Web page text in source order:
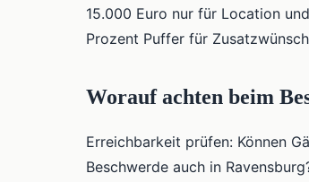
15.000 Euro nur für Location
Prozent Puffer für
Worauf achten beim
Erreichbarkeit prüfen: Können
Beschwerde auch in